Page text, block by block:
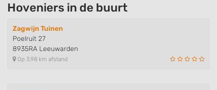
Hoveniers in de buurt
Zagwijn Tuinen
Poelruit 27
8935RA Leeuwarden
Op 3,98 km afstand